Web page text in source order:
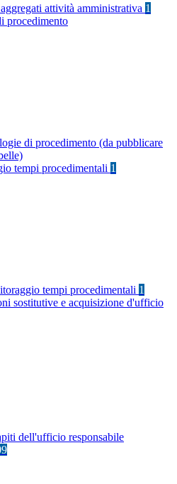
attività amministrativa 1
procedimento
di procedimento (da pubblicare
tempi procedimentali 1
tempi procedimentali 1
sostitutive e acquisizione d'ufficio
dell'ufficio responsabile